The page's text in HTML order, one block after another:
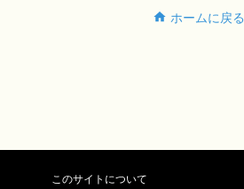
ホームに戻る
このサイトについて